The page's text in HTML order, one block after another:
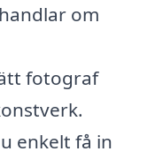
om
fotograf
enkelt få in